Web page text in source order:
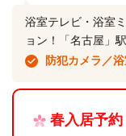
浴室テレビ・浴室
ョン！「名古屋」
防犯カメラ／
春入居予